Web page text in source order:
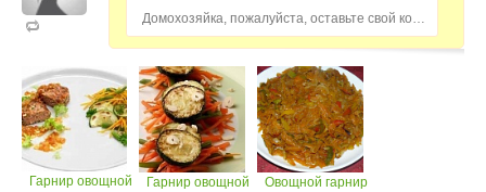
Домохозяйка, пожалуйста, оставьте свой комментарий...
Гарнир овощной
Гарнир овощной
Овощной гарнир